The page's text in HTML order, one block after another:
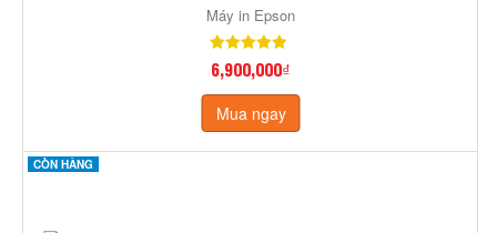
Máy in Epson
6,900,000₫
Mua ngay
CÒN HÀNG